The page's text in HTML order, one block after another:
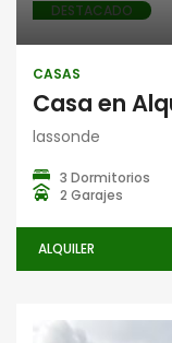
DESTACADO
CASAS
lassonde
3 Dormitorios
2 Garajes
ALQUILER